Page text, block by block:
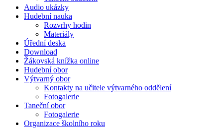
Audio ukázky
Hudební nauka
Rozvrhy hodin
Materiály
Úřední deska
Download
Žákovská knížka online
Hudební obor
Výtvarný obor
Kontakty na učitele výtvarného oddělení
Fotogalerie
Taneční obor
Fotogalerie
Organizace školního roku